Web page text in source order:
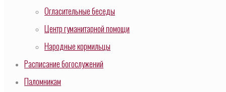
Огласительные беседы
Центр гуманитарной помощи
Народные кормильцы
Расписание богослужений
Паломникам